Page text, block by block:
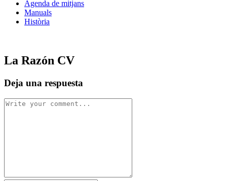
Agenda de mitjans
Manuals
Història
La Razón CV
Deja una respuesta